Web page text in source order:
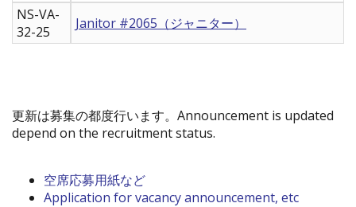
NS-VA-
32-25
Janitor #2065（ジャニター）
更新は募集の都度行います。Announcement is updated
depend on the recruitment status.
空席応募用紙など
Application for vacancy announcement, etc